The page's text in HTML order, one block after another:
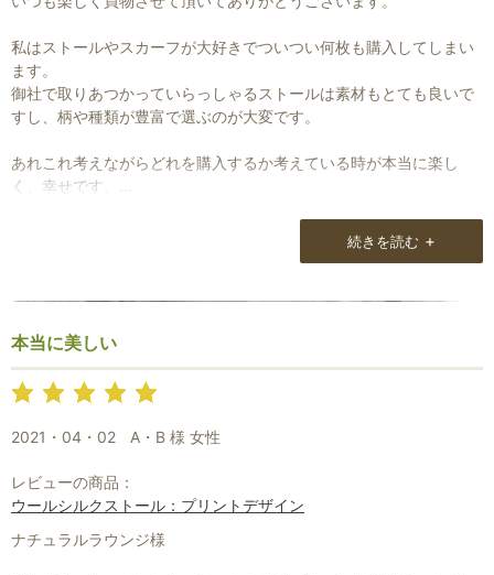
私はストールやスカーフが大好きでついつい何枚も購入してしまい
ます。
御社で取りあつかっていらっしゃるストールは素材もとても良いで
すし、柄や種類が豊富で選ぶのが大変です。
あれこれ考えながらどれを購入するか考えている時が本当に楽し
く、幸せです。
これからもたくさんのストールを紹介して下さい。
御社のストールを選ぶのはまず素材が天然素材のものしかないこと
あと、色や柄の種類の多さですね。
一枚に決められないのでつい数枚買ってしまいます。
続きを読む +
本当に美しい
2021・04・02 A・B 様 女性
レビューの商品：
ウールシルクストール：プリントデザイン
ナチュラルラウンジ様